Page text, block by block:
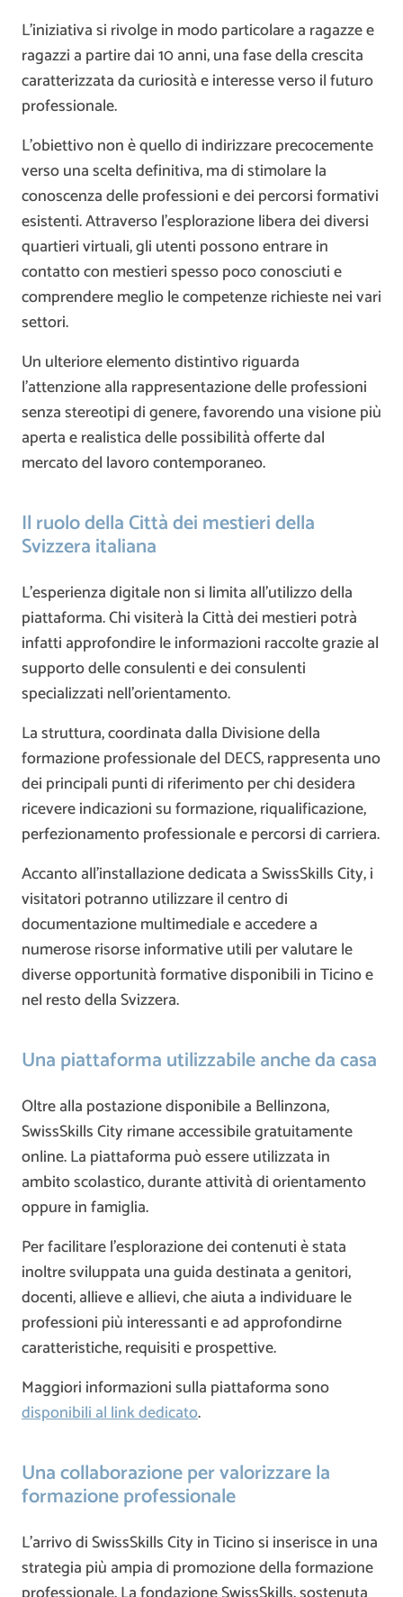
L’iniziativa si rivolge in modo particolare a ragazze e
ragazzi a partire dai 10 anni, una fase della crescita
caratterizzata da curiosità e interesse verso il futuro
professionale.
L’obiettivo non è quello di indirizzare precocemente
verso una scelta definitiva, ma di stimolare la
conoscenza delle professioni e dei percorsi formativi
esistenti. Attraverso l’esplorazione libera dei diversi
quartieri virtuali, gli utenti possono entrare in
contatto con mestieri spesso poco conosciuti e
comprendere meglio le competenze richieste nei vari
settori.
Un ulteriore elemento distintivo riguarda
l’attenzione alla rappresentazione delle professioni
senza stereotipi di genere, favorendo una visione più
aperta e realistica delle possibilità offerte dal
mercato del lavoro contemporaneo.
Il ruolo della Città dei mestieri della
Svizzera italiana
L’esperienza digitale non si limita all’utilizzo della
piattaforma. Chi visiterà la Città dei mestieri potrà
infatti approfondire le informazioni raccolte grazie al
supporto delle consulenti e dei consulenti
specializzati nell’orientamento.
La struttura, coordinata dalla Divisione della
formazione professionale del DECS, rappresenta uno
dei principali punti di riferimento per chi desidera
ricevere indicazioni su formazione, riqualificazione,
perfezionamento professionale e percorsi di carriera.
Accanto all’installazione dedicata a SwissSkills City, i
visitatori potranno utilizzare il centro di
documentazione multimediale e accedere a
numerose risorse informative utili per valutare le
diverse opportunità formative disponibili in Ticino e
nel resto della Svizzera.
Una piattaforma utilizzabile anche da casa
Oltre alla postazione disponibile a Bellinzona,
SwissSkills City rimane accessibile gratuitamente
online. La piattaforma può essere utilizzata in
ambito scolastico, durante attività di orientamento
oppure in famiglia.
Per facilitare l’esplorazione dei contenuti è stata
inoltre sviluppata una guida destinata a genitori,
docenti, allieve e allievi, che aiuta a individuare le
professioni più interessanti e ad approfondirne
caratteristiche, requisiti e prospettive.
Maggiori informazioni sulla piattaforma sono
disponibili al link dedicato.
Una collaborazione per valorizzare la
formazione professionale
L’arrivo di SwissSkills City in Ticino si inserisce in una
strategia più ampia di promozione della formazione